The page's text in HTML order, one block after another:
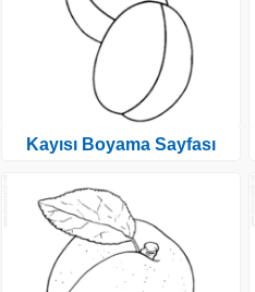
Kayısı Boyama Sayfası